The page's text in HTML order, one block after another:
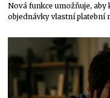
Nová funkce umožňuje,
objednávky vlastní platební